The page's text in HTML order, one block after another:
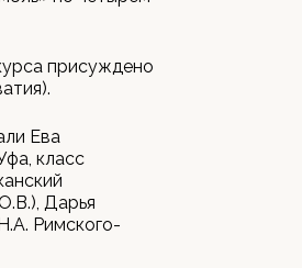
присуждено
Ева
класс
Дарья
Римского-